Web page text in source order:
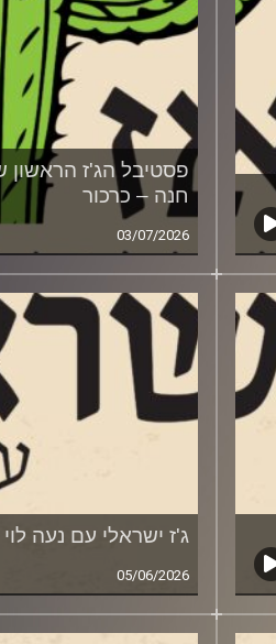
פסטיבל הג'ז הראשון
חנה – כרכור
03/07/2026
ג'ז ישראלי עם נעה לוי
05/06/2026